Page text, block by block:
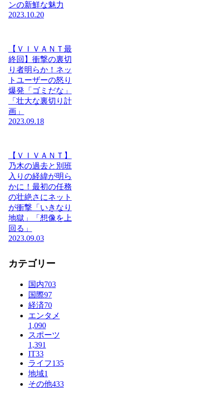
ンの新鮮な魅力
2023.10.20
【ＶＩＶＡＮＴ最
終回】衝撃の裏切
り者明らか！ネッ
トユーザーの怒り
爆発「ゴミだな」
「壮大な裏切り計
画」
2023.09.18
【ＶＩＶＡＮＴ】
乃木の過去と別班
入りの経緯が明ら
かに！最初の任務
の壮絶さにネット
が衝撃「いきなり
地獄」「想像を上
回る」
2023.09.03
カテゴリー
国内703
国際97
経済70
エンタメ
1,090
スポーツ
1,391
IT33
ライフ135
地域1
その他433